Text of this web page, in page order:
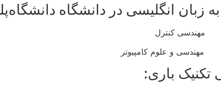
زبان انگلیسی در دانشگاه
کنترل
و علوم کامپیوتر
تکنیک باری: